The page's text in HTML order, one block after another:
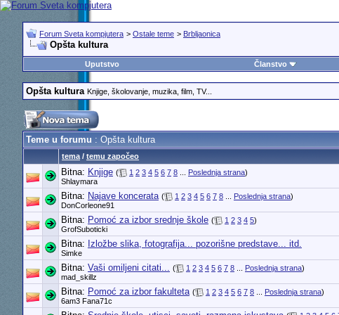
Forum Sveta kompjutera > Ostale teme > Brbljaonica
Opšta kultura
Uputstvo
Članstvo
Opšta kultura Knjige, školovanje, muzika, film, TV...
Teme u forumu: Opšta kultura
tema/ temu započeo
Bitna: Knjige ( 1 2 3 4 5 6 7 8... Poslednja strana)
Shlaymara
Bitna: Najave koncerata ( 1 2 3 4 5 6 7 8... Poslednja strana)
DonCorleone91
Bitna: Pomoć za izbor srednje škole ( 1 2 3 4 5)
GrofSuboticki
Bitna: Izložbe slika, fotografija... pozorišne predstave... itd.
Simke
Bitna: Vaši omiljeni citati... ( 1 2 3 4 5 6 7 8... Poslednja strana)
mad_skillz
Bitna: Pomoć za izbor fakulteta ( 1 2 3 4 5 6 7 8... Poslednja strana)
6am3 Fana71c